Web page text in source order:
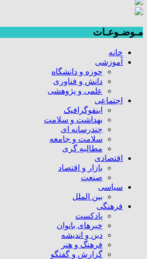
مـوضـوعـات
خانه
آموزشی
حوزه و دانشگاه
دانش و فناوری
علمی و پژوهشی
اجتماعی
اینفوگرافیک
بهداشت و سلامت
چندرسانه ای
سلامت و جامعه
مطالبه گری
اقتصادی
بازار و اقتصاد
صنعت
سیاسی
بین الملل
فرهنگی
پادکست
خبرهای بانوان
دین و اندیشه
فرهنگ و هنر
گزارش و گفتگو